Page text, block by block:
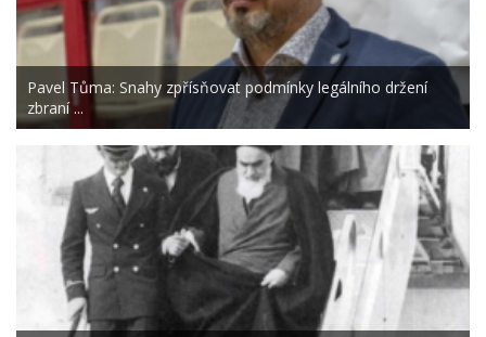
Pavel Tůma: Snahy zpřísňovat podmínky legálního držení
zbraní ...